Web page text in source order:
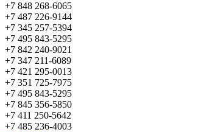
+7 848 268-6065
+7 487 226-9144
+7 345 257-5394
+7 495 843-5295
+7 842 240-9021
+7 347 211-6089
+7 421 295-0013
+7 351 725-7975
+7 495 843-5295
+7 845 356-5850
+7 411 250-5642
+7 485 236-4003